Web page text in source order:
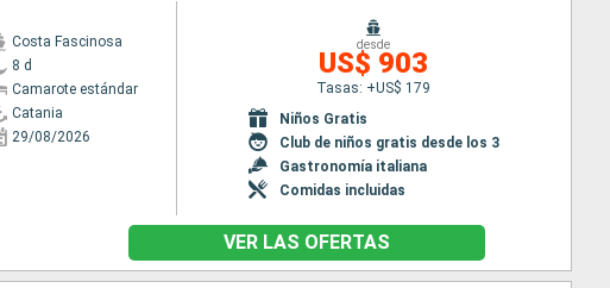
Costa Fascinosa
8 d
Camarote estándar
Catania
29/08/2026
desde
US$ 903
Tasas: +US$ 179
Niños Gratis
Club de niños gratis desde los 3
Gastronomía italiana
Comidas incluidas
VER LAS OFERTAS